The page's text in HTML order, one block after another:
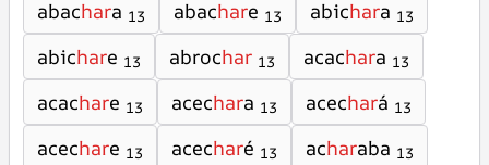
abachara 13 abachare 13 abichara 13
abichare 13 abrochar 13 acachara 13
acachare 13 acechara 13 acechará 13
acechare 13 acecharé 13 acharaba 13